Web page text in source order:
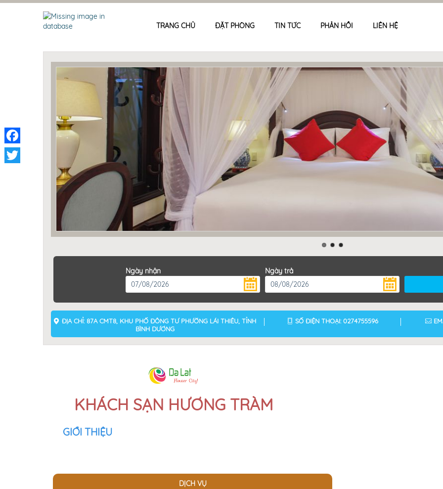
TRANG CHỦ ĐẶT PHÒNG TIN TỨC PHẢN HỒI LIÊN HỆ
Ngày nhận Ngày trả
ĐỊA CHỈ: 87A CMT8, KHU PHỐ ĐÔNG TƯ PHƯỜNG LÁI THIÊU, TỈNH
BÌNH DƯƠNG
SỐ ĐIỆN THOẠI: 0274755596
KHÁCH SẠN HƯƠNG TRÀM
GIỚI THIỆU
DỊCH VỤ
Facebook